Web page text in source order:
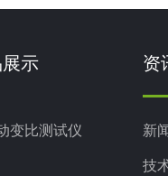
示
变比测试仪
资
新
技